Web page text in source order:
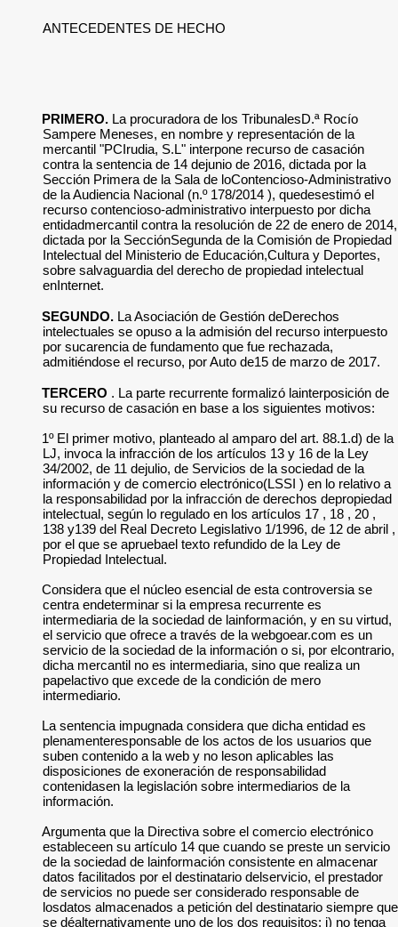
ANTECEDENTES DE HECHO
PRIMERO. La procuradora de los TribunalesD.ª Rocío
Sampere Meneses, en nombre y representación de la
mercantil "PCIrudia, S.L" interpone recurso de casación
contra la sentencia de 14 dejunio de 2016, dictada por la
Sección Primera de la Sala de loContencioso-Administrativo
de la Audiencia Nacional (n.º 178/2014 ), quedesestimó el
recurso contencioso-administrativo interpuesto por dicha
entidadmercantil contra la resolución de 22 de enero de 2014,
dictada por la SecciónSegunda de la Comisión de Propiedad
Intelectual del Ministerio de Educación,Cultura y Deportes,
sobre salvaguardia del derecho de propiedad intelectual
enInternet.
SEGUNDO. La Asociación de Gestión deDerechos
intelectuales se opuso a la admisión del recurso interpuesto
por sucarencia de fundamento que fue rechazada,
admitiéndose el recurso, por Auto de15 de marzo de 2017.
TERCERO . La parte recurrente formalizó lainterposición de
su recurso de casación en base a los siguientes motivos:
1º El primer motivo, planteado al amparo del art. 88.1.d) de la
LJ, invoca la infracción de los artículos 13 y 16 de la Ley
34/2002, de 11 dejulio, de Servicios de la sociedad de la
información y de comercio electrónico(LSSI ) en lo relativo a
la responsabilidad por la infracción de derechos depropiedad
intelectual, según lo regulado en los artículos 17 , 18 , 20 ,
138 y139 del Real Decreto Legislativo 1/1996, de 12 de abril ,
por el que se apruebael texto refundido de la Ley de
Propiedad Intelectual.
Considera que el núcleo esencial de esta controversia se
centra endeterminar si la empresa recurrente es
intermediaria de la sociedad de lainformación, y en su virtud,
el servicio que ofrece a través de la webgoear.com es un
servicio de la sociedad de la información o si, por elcontrario,
dicha mercantil no es intermediaria, sino que realiza un
papelactivo que excede de la condición de mero
intermediario.
La sentencia impugnada considera que dicha entidad es
plenamenteresponsable de los actos de los usuarios que
suben contenido a la web y no leson aplicables las
disposiciones de exoneración de responsabilidad
contenidasen la legislación sobre intermediarios de la
información.
Argumenta que la Directiva sobre el comercio electrónico
estableceen su artículo 14 que cuando se preste un servicio
de la sociedad de lainformación consistente en almacenar
datos facilitados por el destinatario delservicio, el prestador
de servicios no puede ser considerado responsable de
losdatos almacenados a petición del destinatario siempre que
se déalternativamente uno de los dos requisitos: i) no tenga